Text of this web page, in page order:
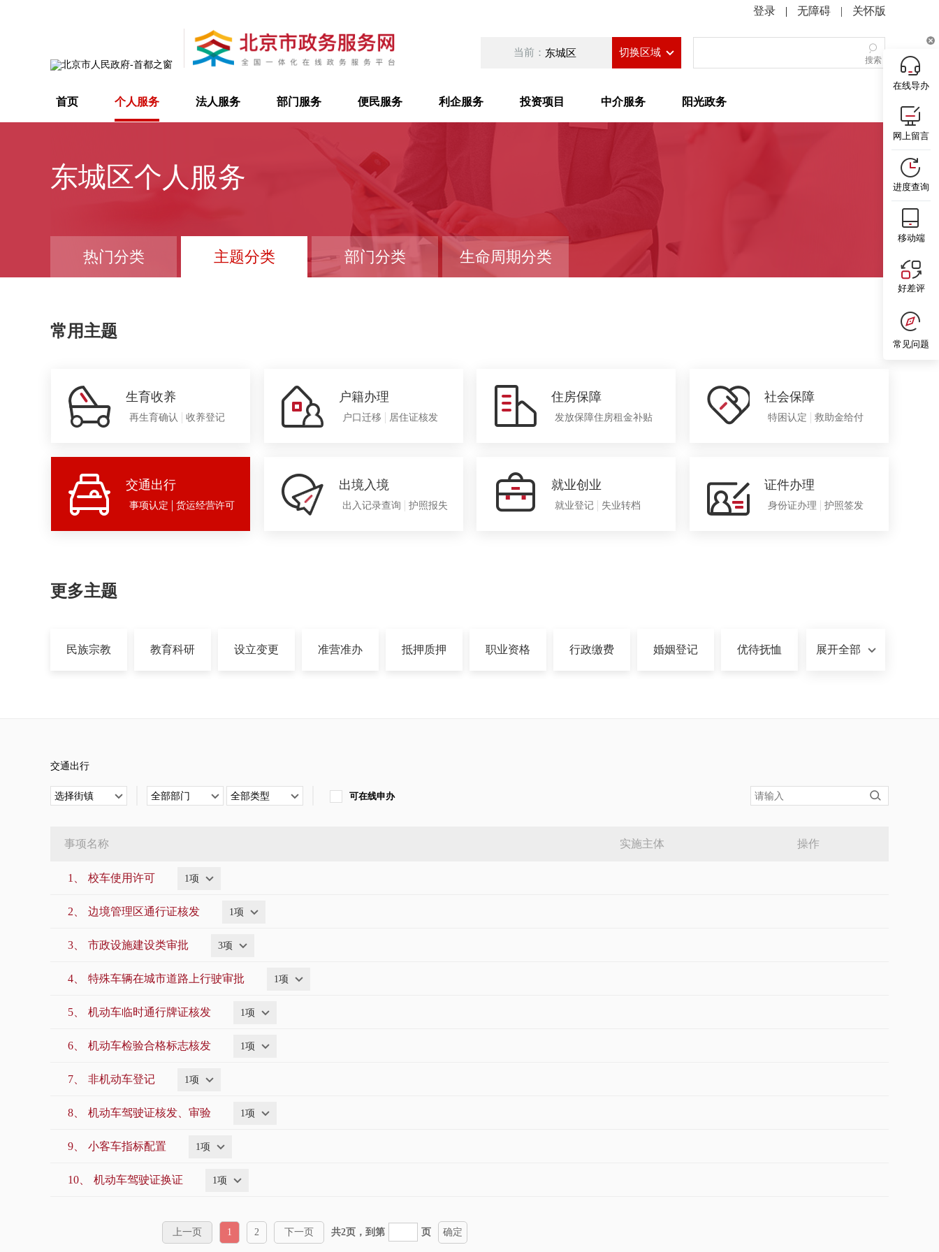
| 无障碍 | 关怀版
当前： 东城区 切换区域
搜索
首页 个人服务 法人服务 部门服务 便民服务 利企服务 投资项目 中介服务 阳光政务
东城区个人服务
热门分类 主题分类 部门分类 生命周期分类
常用主题
生育收养
再生育确认 收养登记
户籍办理
户口迁移 居住证核发
住房保障
发放保障住房租金补贴
社会保障
特困认定 救助金给付
交通出行
事项认定 货运经营许可
出境入境
出入记录查询 护照报失
就业创业
就业登记 失业转档
证件办理
身份证办理 护照签发
更多主题
民族宗教 教育科研 设立变更 准营准办 抵押质押 职业资格 行政缴费 婚姻登记 优待抚恤 展开全部
交通出行
选择街镇 全部部门 全部类型 可在线申办
事项名称 实施主体 操作
1、 校车使用许可 1项
2、 边境管理区通行证核发 1项
3、 市政设施建设类审批 3项
4、 特殊车辆在城市道路上行驶审批 1项
5、 机动车临时通行牌证核发 1项
6、 机动车检验合格标志核发 1项
7、 非机动车登记 1项
8、 机动车驾驶证核发、审验 1项
9、 小客车指标配置 1项
10、 机动车驾驶证换证 1项
上一页 1 2 下一页 共2页，到第 页 确定
在线导办
网上留言
进度查询
移动端
好差评
常见问题